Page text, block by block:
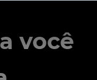
você